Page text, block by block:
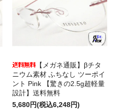
【メガネ通販】βチタ
ニウム素材 ふちなし ツーポイ
ント Pink 【驚きの2.5g超軽量
設計】送料無料
5,680円(税込6,248円)